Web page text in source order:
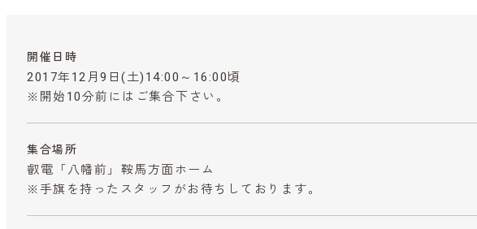
開催日時
2017年12月9日(土)14:00～16:00頃
※開始10分前にはご集合下さい。
集合場所
叡電「八幡前」鞍馬方面ホーム
※手旗を持ったスタッフがお待ちしております。